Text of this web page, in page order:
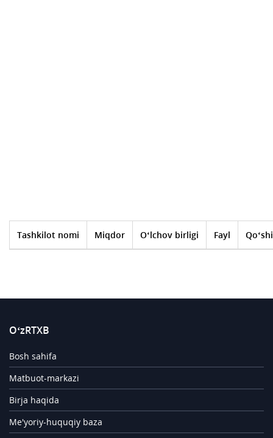
Tashkilot nomi Miqdor O‘lchov birligi Fayl
O‘zRTXB
Bosh sahifa
Matbuot-markazi
Birja haqida
Me'yoriy-huquqiy baza